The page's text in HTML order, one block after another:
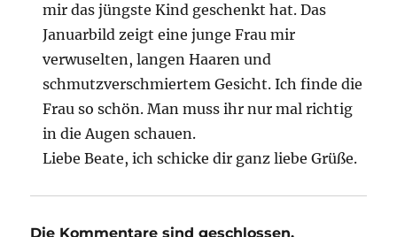
mir das jüngste Kind geschenkt hat. Das
Januarbild zeigt eine junge Frau mir
verwuselten, langen Haaren und
schmutzverschmiertem Gesicht. Ich finde die
Frau so schön. Man muss ihr nur mal richtig
in die Augen schauen.
Liebe Beate, ich schicke dir ganz liebe Grüße.
Die Kommentare sind geschlossen.